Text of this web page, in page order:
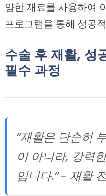
양한 재료를 사용하여
프로그램을 통해 성공
수술 후 재활, 성
필수 과정
“재활은 단순히
이 아니라, 강력
입니다.” – 재활